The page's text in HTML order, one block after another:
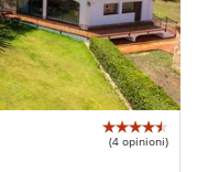
(4 opinioni)